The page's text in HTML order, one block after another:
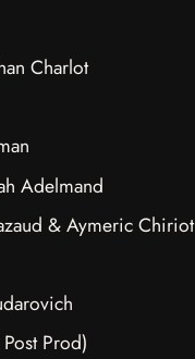
Charlot
Adelmand
& Aymeric Chiriot
Prod)